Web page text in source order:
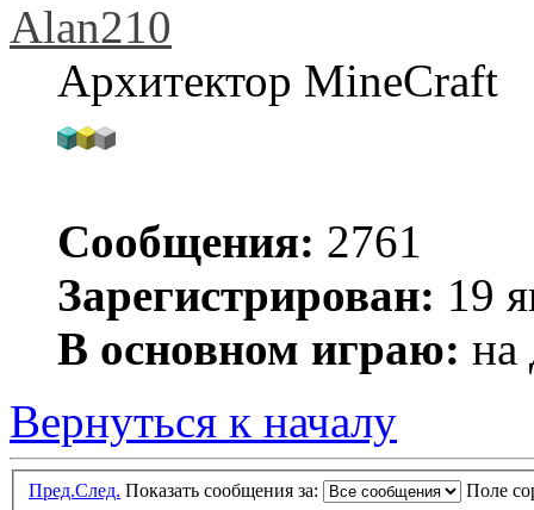
Alan210
Архитектор MineCraft
Сообщения: 2761
Зарегистрирован: 19
В основном играю: на
Вернуться к началу
Пред.След. Показать сообщения за: Поле